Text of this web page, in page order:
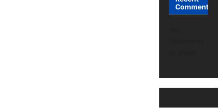
Comments